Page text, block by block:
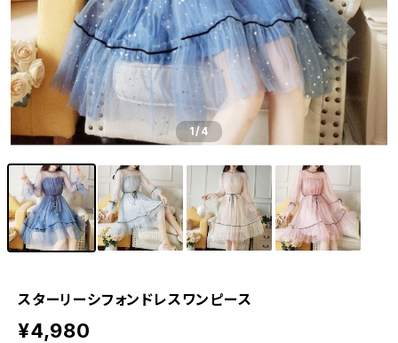
1/4
スターリーシフォンドレスワンピース
¥4,980